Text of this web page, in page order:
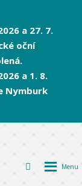
a 27. 7.
oční
a 1. 8.
Nymburk
Vyhledávání